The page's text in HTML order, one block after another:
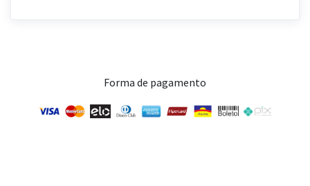
Forma de pagamento